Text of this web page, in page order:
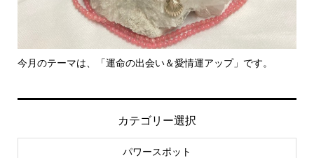
月のテーマは、「運命の出会い＆愛情運アップ」です。
カテゴリー選択
パワースポット